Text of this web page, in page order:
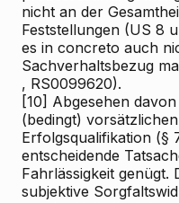
nicht an der
Feststellungen (US 8
es in concreto auch
Sachverhaltsbezug
, RS0099620).
[10] Abgesehen
(bedingt)
Erfolgsqualifikation (§
entscheidende
Fahrlässigkeit genügt.
subjektive